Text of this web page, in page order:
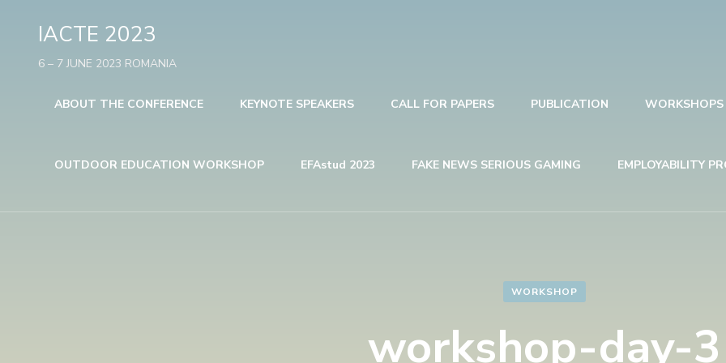
IACTE 2023
6 – 7 JUNE 2023 ROMANIA
ABOUT THE CONFERENCE KEYNOTE SPEAKERS CALL FOR PAPERS PUBLICATION WORKSHOPS
OUTDOOR EDUCATION WORKSHOP EFAstud 2023 FAKE NEWS SERIOUS GAMING EMPLOYABILITY
WORKSHOP
workshop-day-3